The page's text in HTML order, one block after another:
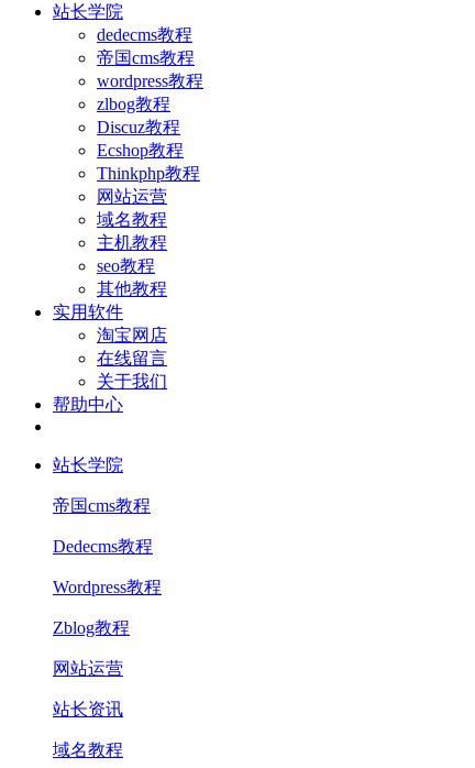
站长学院
dedecms教程
帝国cms教程
wordpress教程
zlbog教程
Discuz教程
Ecshop教程
Thinkphp教程
网站运营
域名教程
主机教程
seo教程
其他教程
实用软件
淘宝网店
在线留言
关于我们
帮助中心
站长学院
帝国cms教程
Dedecms教程
Wordpress教程
Zblog教程
网站运营
站长资讯
域名教程